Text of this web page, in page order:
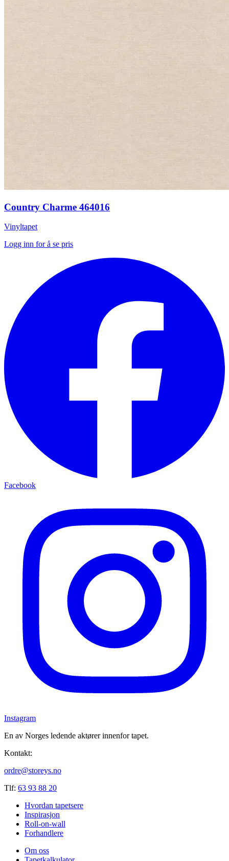
Country Charme 464016
Vinyltapet
Logg inn for å se pris
Facebook
Instagram
En av Norges ledende aktører innenfor tapet.
Kontakt:
ordre@storeys.no
Tlf: 63 93 88 20
Hvordan tapetsere
Inspirasjon
Roll-on-wall
Forhandlere
Om oss